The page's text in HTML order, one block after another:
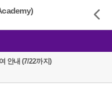
안내 (7/22까지)